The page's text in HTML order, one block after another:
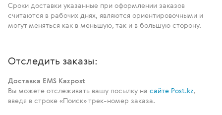
Сроки доставки указанные при оформлении заказов
считаются в рабочих днях, являются ориентировочными и
могут меняться как в меньшую, так и в большую сторону.
Отследить заказы:
Доставка EMS Kazpost
Вы можете отслеживать вашу посылку на сайте Post.kz,
введя в строке «Поиск» трек-номер заказа.